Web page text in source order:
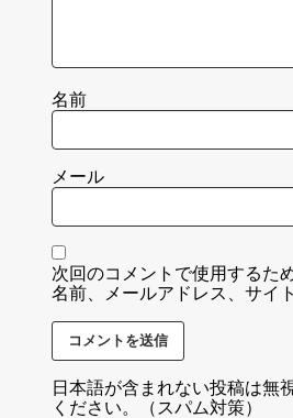
名前
メール
次回のコメントで使用するた
名前、メールアドレス、サイ
日本語が含まれない投稿は無
ください。（スパム対策）